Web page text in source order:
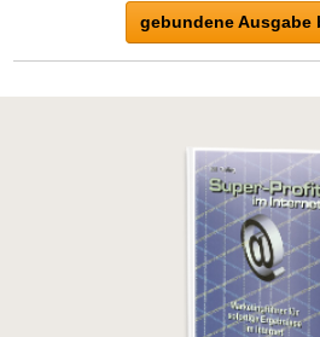
gebundene Ausgabe